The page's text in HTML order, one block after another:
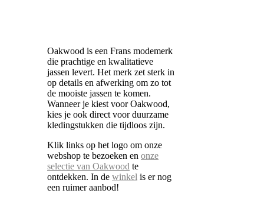
Oakwood is een Frans modemerk
die prachtige en kwalitatieve
jassen levert. Het merk zet sterk in
op details en afwerking om zo tot
de mooiste jassen te komen.
Wanneer je kiest voor Oakwood,
kies je ook direct voor duurzame
kledingstukken die tijdloos zijn.
Klik links op het logo om onze
webshop te bezoeken en onze
selectie van Oakwood te
ontdekken. In de winkel is er nog
een ruimer aanbod!